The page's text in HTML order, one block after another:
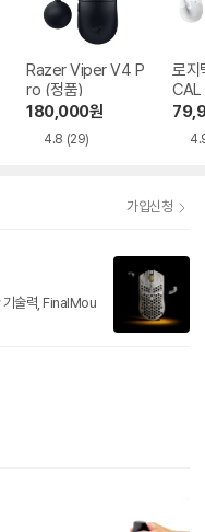
Razer Viper V4 P
ro (정품)
180,000원
4.8 (29)
로지
CAL
가입신청
기술력, FinalMou